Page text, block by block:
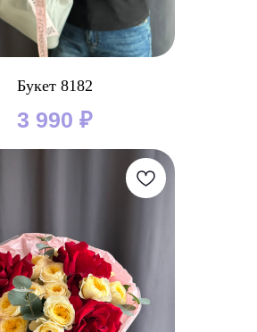
Букет 8182
3 990 ₽